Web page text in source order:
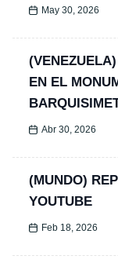
May 30, 2026
EN EL
Abr 30, 2026
(MUNDO)
YOUTUBE
Feb 18, 2026